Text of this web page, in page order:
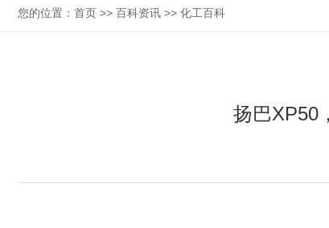
您的位置： 首页 >> 百科资讯 >> 化工百科
扬巴XP50